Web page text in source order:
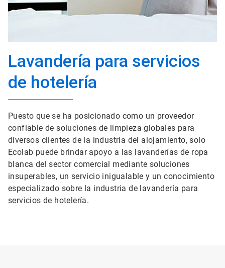
Lavandería para servicios
de hotelería
Puesto que se ha posicionado como un proveedor
confiable de soluciones de limpieza globales para
diversos clientes de la industria del alojamiento, solo
Ecolab puede brindar apoyo a las lavanderías de ropa
blanca del sector comercial mediante soluciones
insuperables, un servicio inigualable y un conocimiento
especializado sobre la industria de lavandería para
servicios de hotelería.